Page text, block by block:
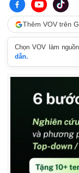
Thêm VOV trên
Chọn VOV làm
dẫn.